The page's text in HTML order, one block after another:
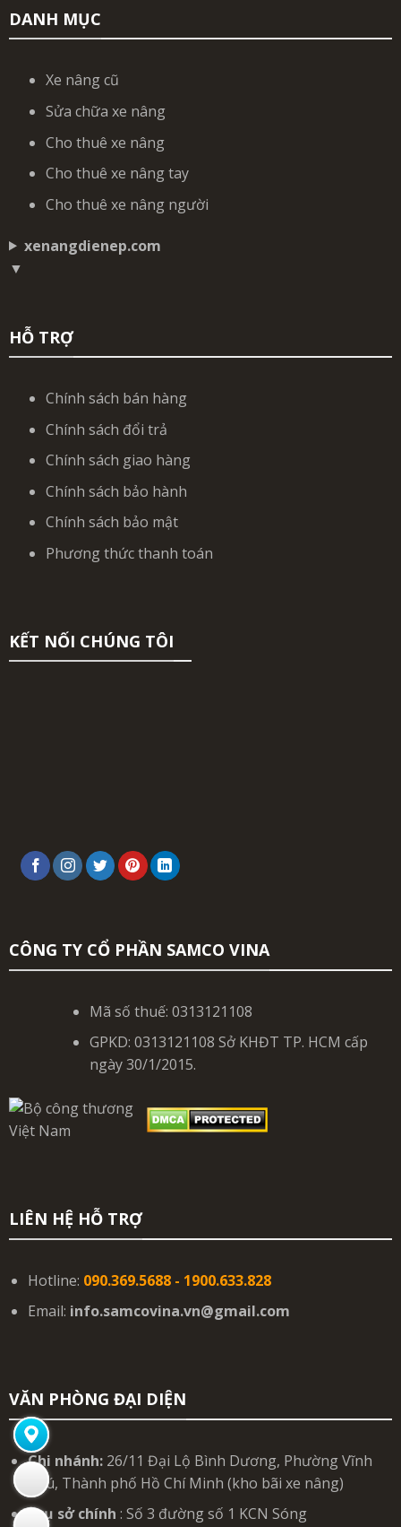
DANH MỤC
Xe nâng cũ
Sửa chữa xe nâng
Cho thuê xe nâng
Cho thuê xe nâng tay
Cho thuê xe nâng người
xenangdienep.com
▼
HỖ TRỢ
Chính sách bán hàng
Chính sách đổi trả
Chính sách giao hàng
Chính sách bảo hành
Chính sách bảo mật
Phương thức thanh toán
KẾT NỐI CHÚNG TÔI
CÔNG TY CỔ PHẦN SAMCO VINA
Mã số thuế: 0313121108
GPKD: 0313121108 Sở KHĐT TP. HCM cấp
ngày 30/1/2015.
LIÊN HỆ HỖ TRỢ
Hotline: 090.369.5688 - 1900.633.828
Email: info.samcovina.vn@gmail.com
VĂN PHÒNG ĐẠI DIỆN
Chi nhánh:26/11 Đại Lộ Bình Dương, Phường Vĩnh
Phú, Thành phố Hồ Chí Minh (kho bãi xe nâng)
Trụ sở chính : Số 3 đường số 1 KCN Sóng